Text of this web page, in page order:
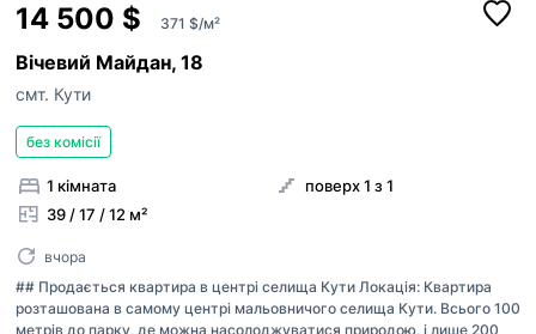
14 500 $ 371 $/м²
Вічевий Майдан, 18
смт. Кути
без комісії
1 кімната
39 / 17 / 12 м²
поверх 1 з 1
вчора
## Продається квартира в центрі селища Кути Локація: Квартира
розташована в самому центрі мальовничого селища Кути. Всього 100
метрів до парку, де можна насолоджуватися природою, і лише 200